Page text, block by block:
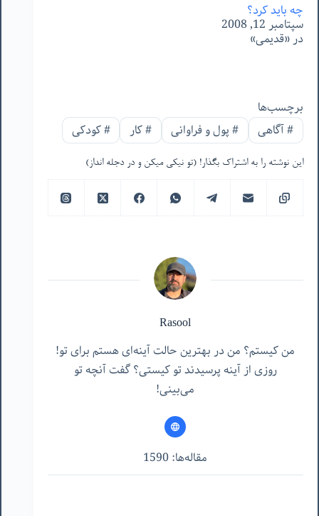
چه باید کرد؟
سپتامبر 12, 2008
در «قدیمی»
برچسب‌ها
#آگاهی #پول و فراوانی #کار #کودکی
این نوشته را به اشتراک بگذار! (تو نیکی میکن و در دجله انداز)
Rasool
من کیستم؟ من در بهترین حالت آینه‌ای هستم برای تو!
روزی از آینه پرسیدند تو کیستی؟ گفت آنچه تو
می‌بینی!
مقاله‌ها: 1590